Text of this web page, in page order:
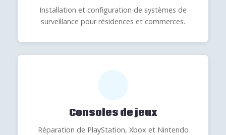
Installation et configuration de systèmes de
surveillance pour résidences et commerces.
Consoles de jeux
Réparation de PlayStation, Xbox et Nintendo